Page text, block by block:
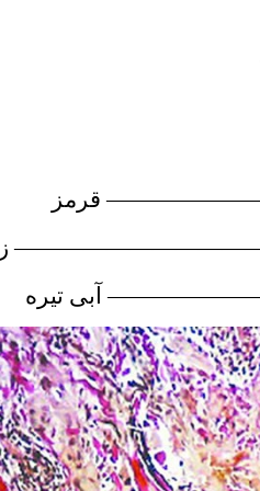
قرمز
آبی تیره